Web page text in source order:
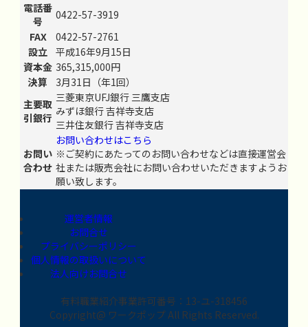
電話番
号
0422-57-3919
FAX
0422-57-2761
設立 平成16年9月15日
資本金 365,315,000円
決算
3月31日（年1回）
主要取
引銀行
三菱東京UFJ銀行 三鷹支店
みずほ銀行 吉祥寺支店
三井住友銀行 吉祥寺支店
お問い
合わせ
お問い合わせはこちら
※ご契約にあたってのお問い合わせなどは直接運営会
社または販売会社にお問い合わせいただきますようお
願い致します。
運営者情報
お問合せ
プライバシーポリシー
個人情報の取扱いについて
法人向けお問合せ
有料職業紹介事業許可番号：13-ユ-318456
Copyright@ ワークポップ All Rights Reserved.